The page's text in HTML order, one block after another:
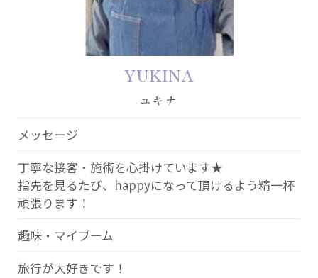
YUKINA
ユキナ
メッセージ
丁寧な接客・施術を心掛けています★
指先を見るたび、happyになって頂けるよう精一杯
頑張ります！
趣味・マイブーム
旅行が大好きです！